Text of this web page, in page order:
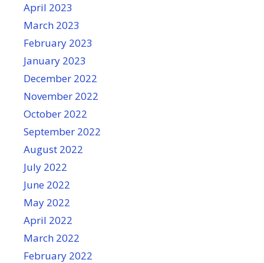
April 2023
March 2023
February 2023
January 2023
December 2022
November 2022
October 2022
September 2022
August 2022
July 2022
June 2022
May 2022
April 2022
March 2022
February 2022